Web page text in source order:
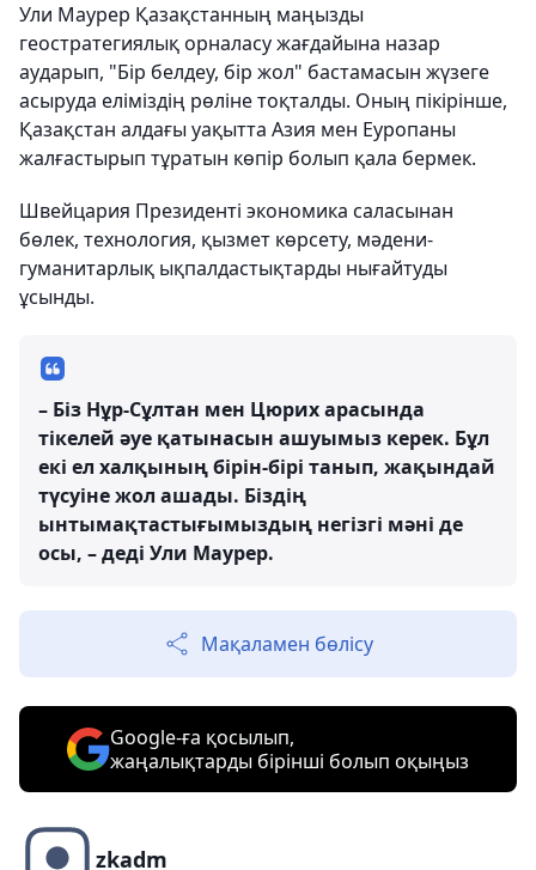
Ули Маурер Қазақстанның маңызды
геостратегиялық орналасу жағдайына назар
аударып, "Бір белдеу, бір жол" бастамасын жүзеге
асыруда еліміздің рөліне тоқталды. Оның пікірінше,
Қазақстан алдағы уақытта Азия мен Еуропаны
жалғастырып тұратын көпір болып қала бермек.
Швейцария Президенті экономика саласынан
бөлек, технология, қызмет көрсету, мәдени-
гуманитарлық ықпалдастықтарды нығайтуды
ұсынды.
– Біз Нұр-Сұлтан мен Цюрих арасында
тікелей әуе қатынасын ашуымыз керек. Бұл
екі ел халқының бірін-бірі танып, жақындай
түсуіне жол ашады. Біздің
ынтымақтастығымыздың негізгі мәні де
осы, – деді Ули Маурер.
Мақаламен бөлісу
Google-ға қосылып,
жаңалықтарды бірінші болып оқыңыз
zkadm